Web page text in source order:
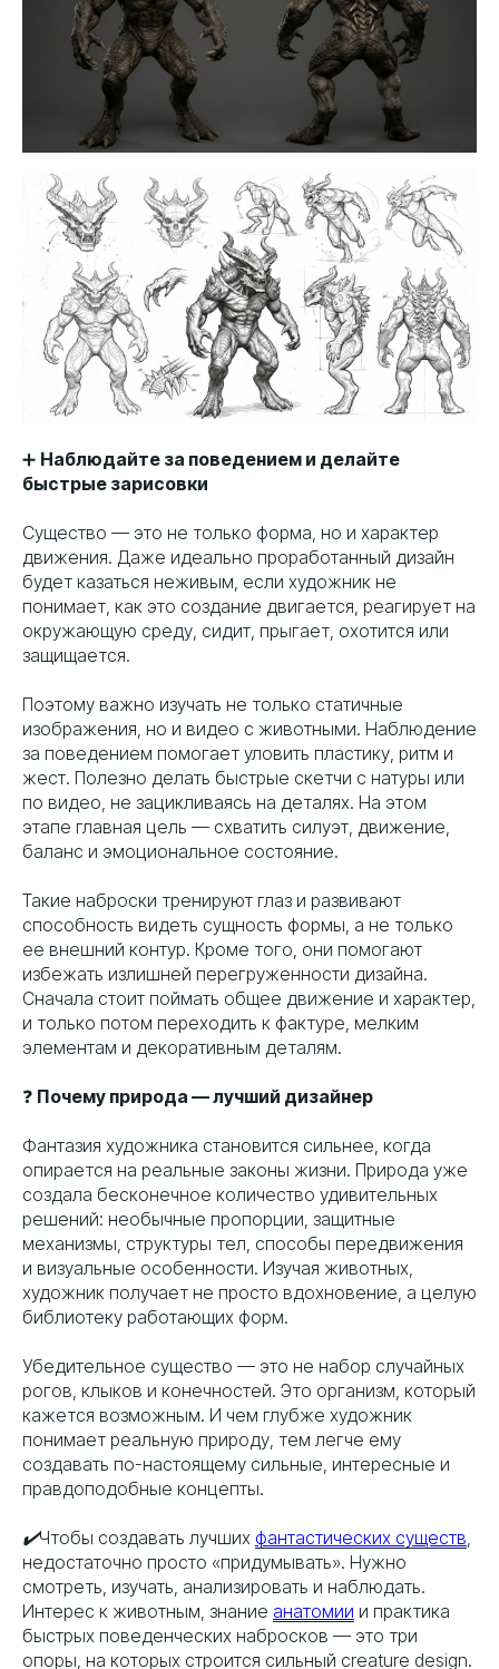
➕ Наблюдайте за поведением и делайте
быстрые зарисовки
Существо — это не только форма, но и характер
движения. Даже идеально проработанный дизайн
будет казаться неживым, если художник не
понимает, как это создание двигается, реагирует на
окружающую среду, сидит, прыгает, охотится или
защищается.
Поэтому важно изучать не только статичные
изображения, но и видео с животными. Наблюдение
за поведением помогает уловить пластику, ритм и
жест. Полезно делать быстрые скетчи с натуры или
по видео, не зацикливаясь на деталях. На этом
этапе главная цель — схватить силуэт, движение,
баланс и эмоциональное состояние.
Такие наброски тренируют глаз и развивают
способность видеть сущность формы, а не только
ее внешний контур. Кроме того, они помогают
избежать излишней перегруженности дизайна.
Сначала стоит поймать общее движение и характер,
и только потом переходить к фактуре, мелким
элементам и декоративным деталям.
❓ Почему природа — лучший дизайнер
Фантазия художника становится сильнее, когда
опирается на реальные законы жизни. Природа уже
создала бесконечное количество удивительных
решений: необычные пропорции, защитные
механизмы, структуры тел, способы передвижения
и визуальные особенности. Изучая животных,
художник получает не просто вдохновение, а целую
библиотеку работающих форм.
Убедительное существо — это не набор случайных
рогов, клыков и конечностей. Это организм, который
кажется возможным. И чем глубже художник
понимает реальную природу, тем легче ему
создавать по-настоящему сильные, интересные и
правдоподобные концепты.
✔️Чтобы создавать лучших фантастических существ
недостаточно просто «придумывать». Нужно
смотреть, изучать, анализировать и наблюдать.
Интерес к животным, знание анатомии и практика
быстрых поведенческих набросков — это три
опоры, на которых строится сильный creature design.